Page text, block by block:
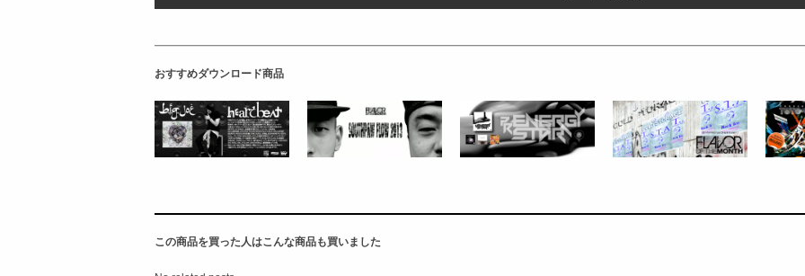
おすすめダウンロード商品
この商品を買った人はこんな商品も買いました